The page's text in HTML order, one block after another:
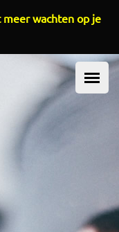
meer wachten op je